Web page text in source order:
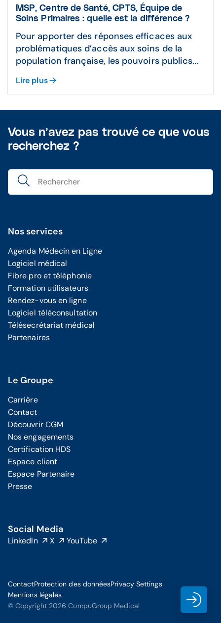
MSP, Centre de Santé, CPTS, Équipe de
Soins Primaires : quelle est la différence ?
Pour apporter des réponses efficaces aux
problématiques d’accès aux soins de la
population française, les pouvoirs publics...
Lire plus
Vous n’avez pas trouvé ce que vous
recherchez ?
Nos services
Agenda Médecin en Ligne
Logiciel médical
Fibre pro et téléphonie
Formation utilisateurs
Rendez-vous en ligne
Logiciel téléconsultation
Télésecrétariat médical
Partenaires
Le Groupe
Carrière
Contact
Découvrir CGM
Nos engagements
Certification HDS
Espace client
Espace Partenaire
Presse
Social Media
LinkedIn X YouTube
© Copyright 2026 CompuGroup Medical
ContactProtection des donnéesPrivacy Settings
Mentions légales